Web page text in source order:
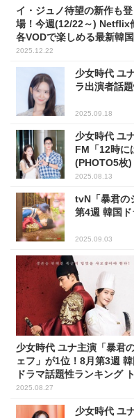
イ・ジュノ待望の新作も登
場！今週(12/22～) Netflix
各VODで楽しめる最新韓
ラマ５選
2025.12.22
少女時代 ユ
ラ出演者話
2025.09.18
少女時代 ユ
FM「12時に
(PHOTO5枚)
2025.08.13
tvN「暴君の
第4週 韓国
2025.09.03
少女時代 ユナ主演「暴君
ェフ」が1位！8月第3週 韓
ドラマ話題性ランキング
プ5
2025.08.27
少女時代 ユ